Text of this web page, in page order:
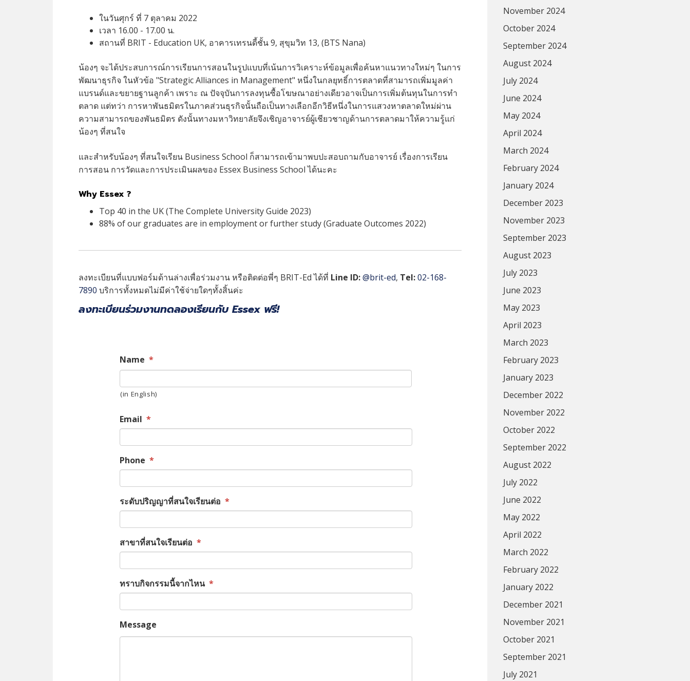
ในวันศุกร์ ที่ 7 ตุลาคม 2022
เวลา 16.00 - 17.00 น.
สถานที่ BRIT - Education UK, อาคารเทรนดี้ชั้น 9, สุขุมวิท 13, (BTS Nana)
น้องๆ จะได้ประสบการณ์การเรียนการสอนในรูปแบบที่เน้นการวิเคราะห์ข้อมูลเพื่อค้นหาแนวทางใหม่ๆ ในการ
พัฒนาธุรกิจ ในหัวข้อ "Strategic Alliances in Management" หนึ่งในกลยุทธิ์การตลาดที่สามารถเพิ่มมูลค่า
แบรนด์และขยายฐานลูกค้า เพราะ ณ ปัจจุบันการลงทุนซื้อโฆษณาอย่างเดียวอาจเป็นการเพิ่มต้นทุนในการทำ
ตลาด แต่ทว่า การหาพันธมิตรในภาคส่วนธุรกิจนั้นถือเป็นทางเลือกอีกวิธีหนึ่งในการแสวงหาตลาดใหม่ผ่าน
ความสามารถของพันธมิตร ดังนั้นทางมหาวิทยาลัยจึงเชิญอาจารย์ผู้เชียวชาญด้านการตลาดมาให้ความรู้แก่
น้องๆ ที่สนใจ
และสำหรับน้องๆ ที่สนใจเรียน Business School ก็สามารถเข้ามาพบปะสอบถามกับอาจารย์ เรื่องการเรียน
การสอน การวัดและการประเมินผลของ Essex Business School ได้นะคะ
Why Essex ?
Top 40 in the UK (The Complete University Guide 2023)
88% of our graduates are in employment or further study (Graduate Outcomes 2022)
ลงทะเบียนที่แบบฟอร์มด้านล่างเพื่อร่วมงาน หรือติดต่อพี่ๆ BRIT-Ed ได้ที่ Line ID:@brit-ed, Tel:02-168-
7890 บริการทั้งหมดไม่มีค่าใช้จ่ายใดๆทั้งสิ้นค่ะ
ลงทะเบียนร่วมงานทดลองเรียนกับ Essex ฟรี!
Name *
(in English)
Email *
Phone *
ระดับปริญญาที่สนใจเรียนต่อ *
สาขาที่สนใจเรียนต่อ *
ทราบกิจกรรมนี้จากไหน *
Message
November 2024
October 2024
September 2024
August 2024
July 2024
June 2024
May 2024
April 2024
March 2024
February 2024
January 2024
December 2023
November 2023
September 2023
August 2023
July 2023
June 2023
May 2023
April 2023
March 2023
February 2023
January 2023
December 2022
November 2022
October 2022
September 2022
August 2022
July 2022
June 2022
May 2022
April 2022
March 2022
February 2022
January 2022
December 2021
November 2021
October 2021
September 2021
July 2021